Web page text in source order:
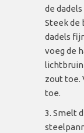
de
Steek de
dadels
voeg de
zout toe.
toe.
Smelt